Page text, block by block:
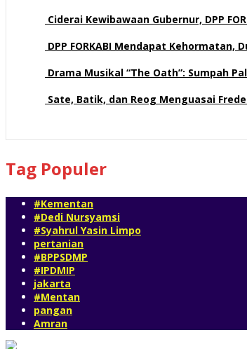
Ciderai Kewibawaan Gubernur, DPP
DPP FORKABI Mendapat
Drama Musikal “The Oath”: Sumpah
Sate, Batik, dan Reog Menguasai
Tag Populer
#Kementan
#Dedi Nursyamsi
#Syahrul Yasin Limpo
pertanian
#BPPSDMP
#IPDMIP
jakarta
#Mentan
pangan
Amran